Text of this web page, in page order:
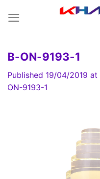
B-ON-9193-1
Published 19/04/2019 at
ON-9193-1